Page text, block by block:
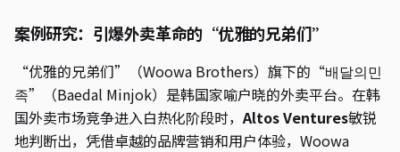
案例研究：引爆外卖革命的“优雅的兄弟们”
“优雅的兄弟们”（Woowa Brothers）旗下的“배달의민
족”（Baedal Minjok）是韩国家喻户晓的外卖平台。在韩
国外卖市场竞争进入白热化阶段时，Altos Ventures敏锐
地判断出，凭借卓越的品牌营销和用户体验，Woowa